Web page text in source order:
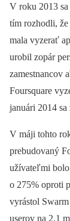
V roku 2013
tím rozhodli,
mala vyzerať
urobil zopár
zamestnancov
Foursquare
januári 2014 sa
V máji tohto
prebudovaný
užívateľmi
o 275% oproti
vyrástol
userov na 2.1